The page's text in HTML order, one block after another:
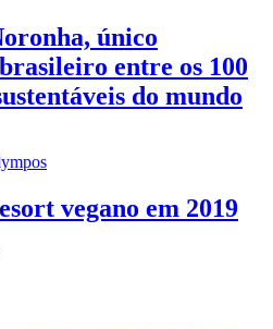
único
entre os 100
do mundo
vegano em 2019